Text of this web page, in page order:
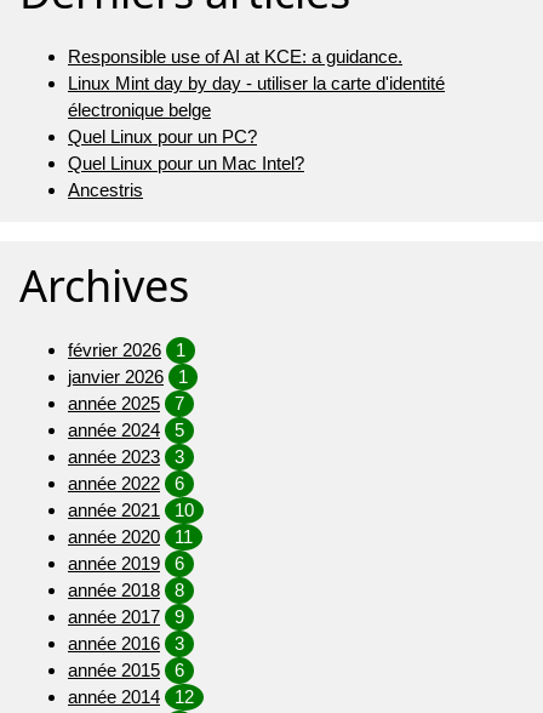
Responsible use of AI at KCE: a guidance.
Linux Mint day by day - utiliser la carte d'identité
électronique belge
Quel Linux pour un PC?
Quel Linux pour un Mac Intel?
Ancestris
Archives
février 2026
1
janvier 2026
1
année 2025
7
année 2024
5
année 2023
3
année 2022
6
année 2021
10
année 2020
11
année 2019
6
année 2018
8
année 2017
9
année 2016
3
année 2015
6
année 2014
12